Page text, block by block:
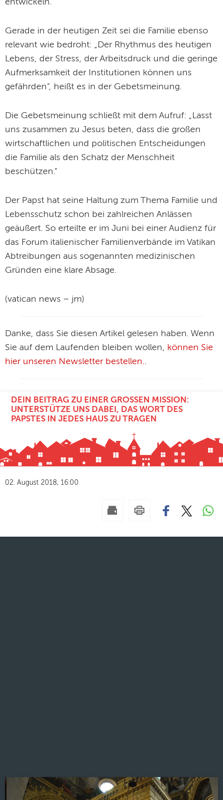
entwickeln.“
Gerade in der heutigen Zeit sei die Familie ebenso
relevant wie bedroht: „Der Rhythmus des heutigen
Lebens, der Stress, der Arbeitsdruck und die geringe
Aufmerksamkeit der Institutionen können uns
gefährden“, heißt es in der Gebetsmeinung.
Die Gebetsmeinung schließt mit dem Aufruf: „Lasst
uns zusammen zu Jesus beten, dass die großen
wirtschaftlichen und politischen Entscheidungen
die Familie als den Schatz der Menschheit
beschützen.“
Der Papst hat seine Haltung zum Thema Familie und
Lebensschutz schon bei zahlreichen Anlässen
geäußert. So erteilte er im Juni bei einer Audienz für
das Forum italienischer Familienverbände im Vatikan
Abtreibungen aus sogenannten medizinischen
Gründen eine klare Absage.
(vatican news – jm)
Danke, dass Sie diesen Artikel gelesen haben. Wenn
Sie auf dem Laufenden bleiben wollen, können Sie
hier unseren Newsletter bestellen..
DEIN BEITRAG ZU EINER GROSSEN MISSION: U
NTERSTÜTZE UNS DABEI, DAS WORT DES P
APSTES IN JEDES HAUS ZU TRAGEN
02. August 2018, 16:00